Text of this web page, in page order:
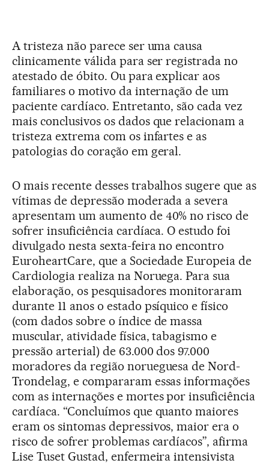
A tristeza não parece ser uma causa
clinicamente válida para ser registrada no
atestado de óbito. Ou para explicar aos
familiares o motivo da internação de um
paciente cardíaco. Entretanto, são cada vez
mais conclusivos os dados que relacionam a
tristeza extrema com os infartes e as
patologias do coração em geral.
O mais recente desses trabalhos sugere que as
vítimas de depressão moderada a severa
apresentam um aumento de 40% no risco de
sofrer insuficiência cardíaca. O estudo foi
divulgado nesta sexta-feira no encontro
EuroheartCare, que a Sociedade Europeia de
Cardiologia realiza na Noruega. Para sua
elaboração, os pesquisadores monitoraram
durante 11 anos o estado psíquico e físico
(com dados sobre o índice de massa
muscular, atividade física, tabagismo e
pressão arterial) de 63.000 dos 97.000
moradores da região norueguesa de Nord-
Trondelag, e compararam essas informações
com as internações e mortes por insuficiência
cardíaca. “Concluímos que quanto maiores
eram os sintomas depressivos, maior era o
risco de sofrer problemas cardíacos”, afirma
Lise Tuset Gustad, enfermeira intensivista